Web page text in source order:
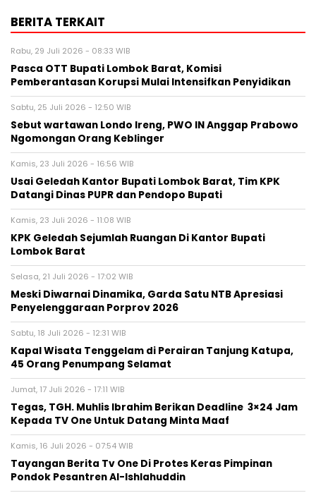
BERITA TERKAIT
Rabu, 29 Juli 2026 - 08:33 WIB
Pasca OTT Bupati Lombok Barat, Komisi
Pemberantasan Korupsi Mulai Intensifkan Penyidikan
Sabtu, 25 Juli 2026 - 12:50 WIB
Sebut wartawan Londo Ireng, PWO IN Anggap Prabowo
Ngomongan Orang Keblinger
Kamis, 23 Juli 2026 - 16:56 WIB
Usai Geledah Kantor Bupati Lombok Barat, Tim KPK
Datangi Dinas PUPR dan Pendopo Bupati
Kamis, 23 Juli 2026 - 11:08 WIB
KPK Geledah Sejumlah Ruangan Di Kantor Bupati
Lombok Barat
Selasa, 21 Juli 2026 - 17:02 WIB
Meski Diwarnai Dinamika, Garda Satu NTB Apresiasi
Penyelenggaraan Porprov 2026 ‎
Sabtu, 18 Juli 2026 - 12:31 WIB
Kapal Wisata Tenggelam di Perairan Tanjung Katupa,
45 Orang Penumpang Selamat
Jumat, 17 Juli 2026 - 17:11 WIB
Tegas, TGH. Muhlis Ibrahim Berikan Deadline 3×24 Jam
Kepada TV One Untuk Datang Minta Maaf
Kamis, 16 Juli 2026 - 07:54 WIB
Tayangan Berita Tv One Di Protes Keras Pimpinan
Pondok Pesantren Al-Ishlahuddin